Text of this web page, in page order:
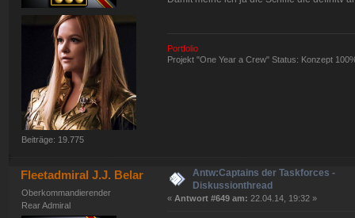
Beiträge: 19.775
Portfolio
Projekt "One Year a Crew" Status: Konzept
Fleetadmiral J.J. Belar
Oberkommandierender
Rear Admiral
Antw:Captains der Taskforces -
Diskussionthread
« Antwort #649 am: 22.04.14, 19:32 »